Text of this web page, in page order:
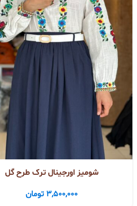
شومیز اورجینال ترک طرح گل
3,500,000 تومان